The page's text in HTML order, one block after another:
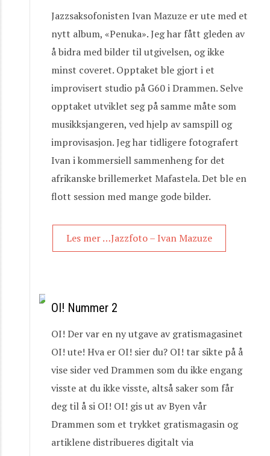
Jazzsaksofonisten Ivan Mazuze er ute med et
nytt album, «Penuka». Jeg har fått gleden av
å bidra med bilder til utgivelsen, og ikke
minst coveret. Opptaket ble gjort i et
improvisert studio på G60 i Drammen. Selve
opptaket utviklet seg på samme måte som
musikksjangeren, ved hjelp av samspill og
improvisasjon. Jeg har tidligere fotografert
Ivan i kommersiell sammenheng for det
afrikanske brillemerket Mafastela. Det ble en
flott session med mange gode bilder.
Les mer …Jazzfoto – Ivan Mazuze
OI! Nummer 2
OI! Der var en ny utgave av gratismagasinet
OI! ute! Hva er OI! sier du? OI! tar sikte på å
vise sider ved Drammen som du ikke engang
visste at du ikke visste, altså saker som får
deg til å si OI! OI! gis ut av Byen vår
Drammen som et trykket gratismagasin og
artiklene distribueres digitalt via